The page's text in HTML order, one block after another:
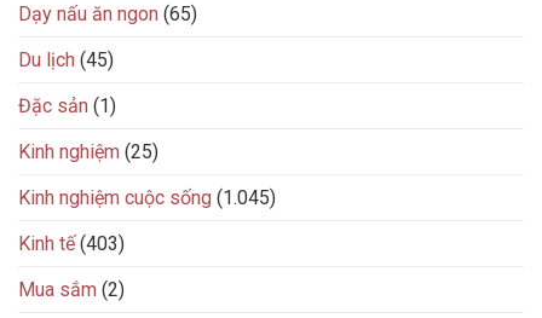
Dạy nấu ăn ngon (65)
Du lịch (45)
Đặc sản (1)
Kinh nghiệm (25)
Kinh nghiệm cuộc sống (1.045)
Kinh tế(403)
Mua sắm (2)